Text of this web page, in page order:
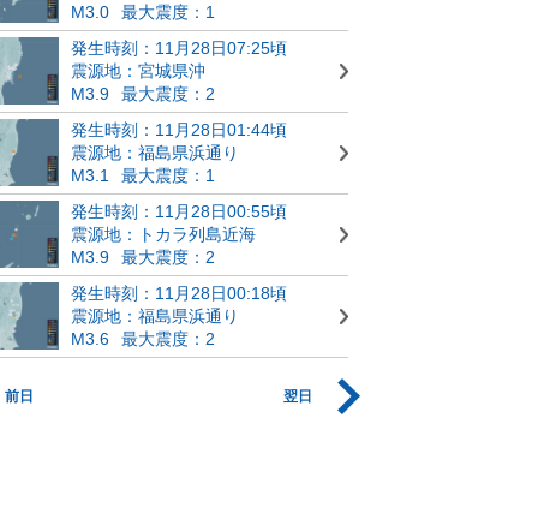
M3.0
最大震度：1
発生時刻：11月28日07:25頃
震源地：宮城県沖
M3.9
最大震度：2
発生時刻：11月28日01:44頃
震源地：福島県浜通り
M3.1
最大震度：1
発生時刻：11月28日00:55頃
震源地：トカラ列島近海
M3.9
最大震度：2
発生時刻：11月28日00:18頃
震源地：福島県浜通り
M3.6
最大震度：2
前日 翌日